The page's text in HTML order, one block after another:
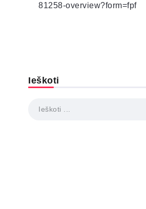
81258-overview?form=fpf
Ieškoti